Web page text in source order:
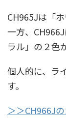
CH965Jは「
一方、
ラル」の２色
個人的に、ラ
す。
＞＞CH966J